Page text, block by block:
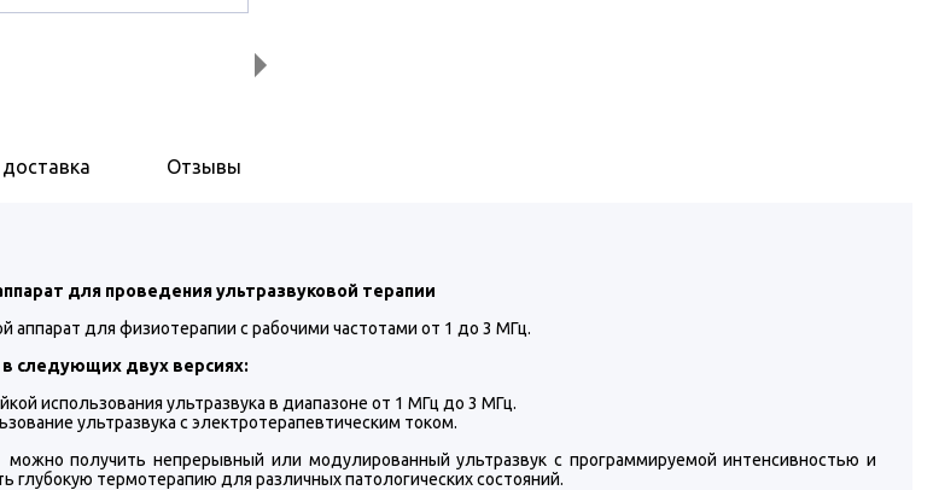
Отзывы
для проведения ультразвуковой терапии
аппарат для физиотерапии с рабочими частотами от 1 до 3 МГц.
следующих двух версиях:
использования ультразвука в диапазоне от 1 МГц до 3 МГц.
ультразвука с электротерапевтическим током.
получить непрерывный или модулированный ультразвук с программируемой интенсивностью и
глубокую термотерапию для различных патологических состояний.